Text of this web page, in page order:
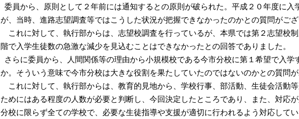
委員から、原則として２年前には通知するとの原則が破られた。平成２０年度に入
が、当時、進路志望調査等ではこうした状況が把握できなかったのかとの質問がござ
これに対して、執行部からは、志望校調査を行っているが、本県では第２志望校
階で入学生徒数の急激な減少を見込むことはできなかったとの回答でありました。
さらに委員から、人間関係等の理由から小規模校である今市分校に第１希望で入学
か。そういう意味で今市分校は大きな役割を果たしていたのではないのかとの質問が
これに対して、執行部からは、教育的見地から、学校行事、部活動、生徒会活動
ためにはある程度の人数が必要と判断し、今回決定したところであり、また、対応
分校に限らず全ての学校で、必要な生徒指導や支援が適切に行われるよう対応して